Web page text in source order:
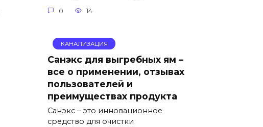
0 14
КАНАЛИЗАЦИЯ
Санэкс для выгребных ям –
все о применении, отзывах
пользователей и
преимуществах продукта
Санэкс – это инновационное
средство для очистки